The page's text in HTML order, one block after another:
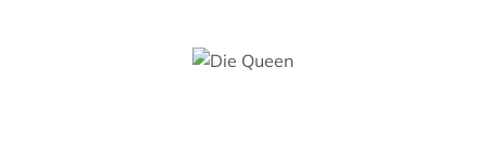
Bildergalerie überspringen